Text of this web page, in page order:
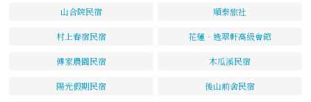
山合院民宿 順泰旅社
村上春宿民宿 花蓮‧逸翠軒高級會館
傅家農園民宿 木瓜溪民宿
陽光假期民宿 後山前舍民宿